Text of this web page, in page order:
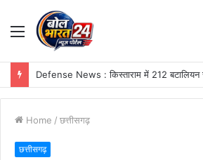
Menu
Home / छत्तीसगढ़
छत्तीसगढ़